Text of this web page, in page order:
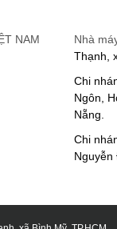
NAM
Nhà
Thạnh,
Chi
Ngôn,
Nẵng.
Chi
Nguyễn